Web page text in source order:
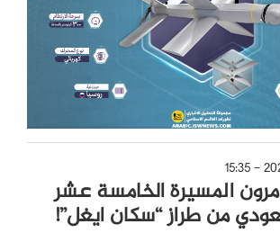
المسيرة الخامسة عشر
من طراز “سكان ايغل”!